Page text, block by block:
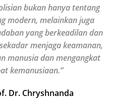
bukan hanya tentang
modern, melainkan juga
yang berkeadilan dan
menjaga keamanan,
manusia dan mengangkat
kemanusiaan.”
Dr. Chryshnanda